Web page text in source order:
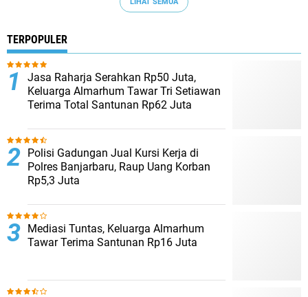
TERPOPULER
Jasa Raharja Serahkan Rp50 Juta,
Keluarga Almarhum Tawar Tri Setiawan
Terima Total Santunan Rp62 Juta
Polisi Gadungan Jual Kursi Kerja di
Polres Banjarbaru, Raup Uang Korban
Rp5,3 Juta
Mediasi Tuntas, Keluarga Almarhum
Tawar Terima Santunan Rp16 Juta